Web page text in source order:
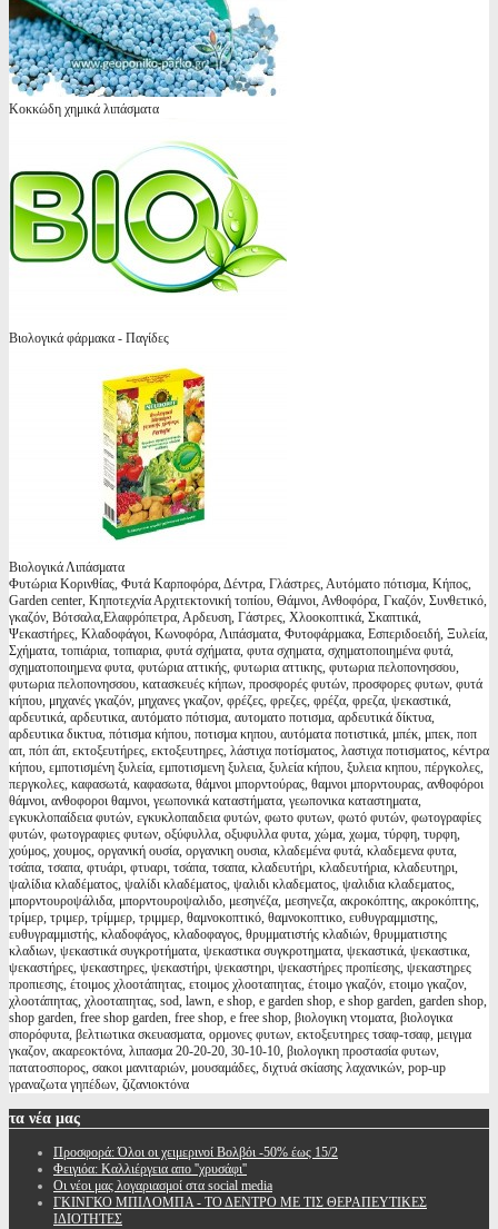
Κοκκώδη χημικά λιπάσματα
Βιολογικά φάρμακα - Παγίδες
Βιολογικά Λιπάσματα
Φυτώρια Κορινθίας, Φυτά Καρποφόρα, Δέντρα, Γλάστρες, Αυτόματο πότισμα, Κήπος,
Garden center, Κηποτεχνία Αρχιτεκτονική τοπίου, Θάμνοι, Ανθοφόρα, Γκαζόν, Συνθετικό,
γκαζόν, Βότσαλα,Ελαφρόπετρα, Αρδευση, Γάστρες, Χλοοκοπτικά, Σκαπτικά,
Ψεκαστήρες, Κλαδοφάγοι, Κωνοφόρα, Λιπάσματα, Φυτοφάρμακα, Εσπεριδοειδή, Ξυλεία,
Σχήματα, τοπιάρια, τοπιαρια, φυτά σχήματα, φυτα σχηματα, σχηματοποιημένα φυτά,
σχηματοποιημενα φυτα, φυτώρια αττικής, φυτωρια αττικης, φυτωρια πελοπονησσου,
φυτωρια πελοπονησσου, κατασκευές κήπων, προσφορές φυτών, προσφορες φυτων, φυτά
κήπου, μηχανές γκαζόν, μηχανες γκαζον, φρέζες, φρεζες, φρέζα, φρεζα, ψεκαστικά,
αρδευτικά, αρδευτικα, αυτόματο πότισμα, αυτοματο ποτισμα, αρδευτικά δίκτυα,
αρδευτικα δικτυα, πότισμα κήπου, ποτισμα κηπου, αυτόματα ποτιστικά, μπέκ, μπεκ, ποπ
απ, πόπ άπ, εκτοξευτήρες, εκτοξευτηρες, λάστιχα ποτίσματος, λαστιχα ποτισματος, κέντρα
κήπου, εμποτισμένη ξυλεία, εμποτισμενη ξυλεια, ξυλεία κήπου, ξυλεια κηπου, πέργκολες,
περγκολες, καφασωτά, καφασωτα, θάμνοι μπορντούρας, θαμνοι μπορντουρας, ανθοφόροι
θάμνοι, ανθοφοροι θαμνοι, γεωπονικά καταστήματα, γεωπονικα καταστηματα,
εγκυκλοπαίδεια φυτών, εγκυκλοπαιδεια φυτών, φωτο φυτων, φωτό φυτών, φωτογραφίες
φυτών, φωτογραφιες φυτων, οξύφυλλα, οξυφυλλα φυτα, χώμα, χωμα, τύρφη, τυρφη,
χούμος, χουμος, οργανική ουσία, οργανικη ουσια, κλαδεμένα φυτά, κλαδεμενα φυτα,
τσάπα, τσαπα, φτυάρι, φτυαρι, τσάπα, τσαπα, κλαδευτήρι, κλαδευτήρια, κλαδευτηρι,
ψαλίδια κλαδέματος, ψαλίδι κλαδέματος, ψαλιδι κλαδεματος, ψαλιδια κλαδεματος,
μπορντουροψάλιδα, μπορντουροψαλιδο, μεσηνέζα, μεσηνεζα, ακροκόπτης, ακροκόπτης,
τρίμερ, τριμερ, τρίμμερ, τριμμερ, θαμνοκοπτικό, θαμνοκοπτικο, ευθυγραμμιστης,
ευθυγραμμιστής, κλαδοφάγος, κλαδοφαγος, θρυμματιστής κλαδιών, θρυμματιστης
κλαδιων, ψεκαστικά συγκροτήματα, ψεκαστικα συγκροτηματα, ψεκαστικά, ψεκαστικα,
ψεκαστήρες, ψεκαστηρες, ψεκαστήρι, ψεκαστηρι, ψεκαστήρες προπίεσης, ψεκαστηρες
προπιεσης, έτοιμος χλοοτάπητας, ετοιμος χλοοταπητας, έτοιμο γκαζόν, ετοιμο γκαζον,
χλοοτάπητας, χλοοταπητας, sod, lawn, e shop, e garden shop, e shop garden, garden shop,
shop garden, free shop garden, free shop, e free shop, βιολογικη ντοματα, βιολογικα
σπορόφυτα, βελτιωτικα σκευασματα, ορμονες φυτων, εκτοξευτηρες τσαφ-τσαφ, μειγμα
γκαζον, ακαρεοκτόνα, λιπασμα 20-20-20, 30-10-10, βιολογικη προστασία φυτων,
πατατοσπορος, σακοι μανιταριών, μουσαμάδες, διχτυά σκίασης λαχανικών, pop-up
γραναζωτα γηπέδων, ζιζανιοκτόνα
τα νέα μας
Προσφορά: Όλοι οι χειμερινοί Βολβόι -50% έως 15/2
Φειγιόα: Καλλιέργεια απο ''χρυσάφι''
Oι νέοι μας λογαριασμοί στα social media
ΓΚΙΝΓΚΟ ΜΠΙΛΟΜΠΑ - ΤΟ ΔΕΝΤΡΟ ΜΕ ΤΙΣ ΘΕΡΑΠΕΥΤΙΚΕΣ
ΙΔΙΟΤΗΤΕΣ